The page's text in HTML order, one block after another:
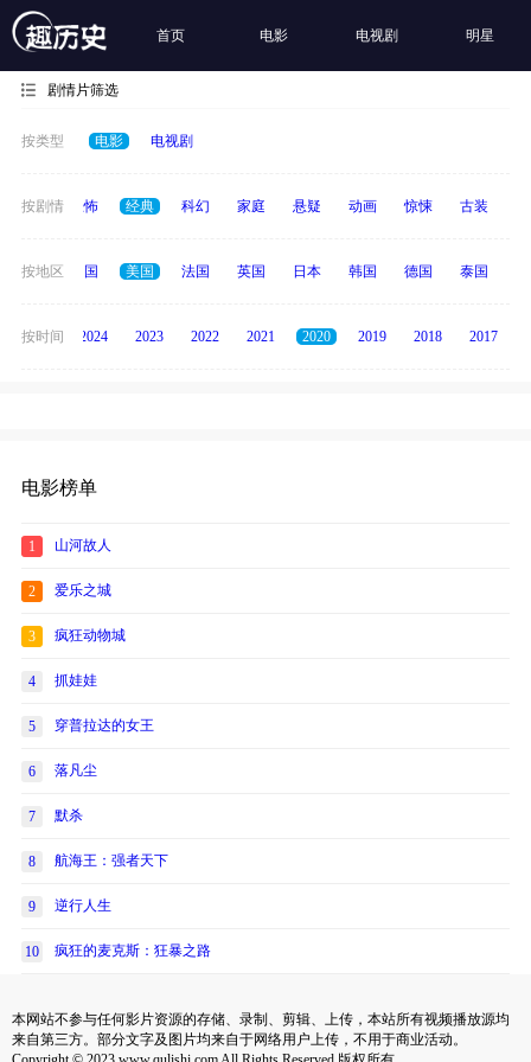
首页 电影 电视剧 明星
剧情片筛选
按类型 电影 电视剧
按剧情
冒险 恐怖 经典 科幻 家庭 悬疑 动画 惊悚 古装
按地区
全部 中国 美国 法国 英国 日本 韩国 德国 泰国
按时间
2025 2024 2023 2022 2021 2020 2019 2018 2017
电影榜单
1 山河故人
2 爱乐之城
3 疯狂动物城
4 抓娃娃
5 穿普拉达的女王
6 落凡尘
7 默杀
8 航海王：强者天下
9 逆行人生
10 疯狂的麦克斯：狂暴之路
本网站不参与任何影片资源的存储、录制、剪辑、上传，本站所有视频播放源均
来自第三方。部分文字及图片均来自于网络用户上传，不用于商业活动。